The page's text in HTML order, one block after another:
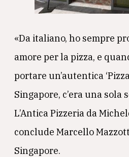
«Da italiano, ho sempre
amore per la pizza, e
portare un’autentica
Singapore, c’era una sola
L’Antica Pizzeria da
conclude Marcello
Singapore.